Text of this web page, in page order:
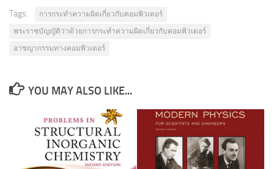
Tags:
การกระทำความผิดเกี่ยวกับคอมพิวเตอร์
พระราชบัญญัติว่าด้วยการกระทำความผิดเกี่ยวกับคอมพิวเตอร์
อาชญากรรมทางคอมพิวเตอร์
YOU MAY ALSO LIKE...